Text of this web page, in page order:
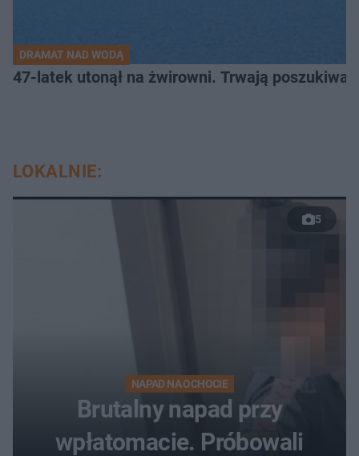
DRAMAT NAD WODĄ
47-latek utonął na żwirowni. Trwają
LOKALNIE:
5
NAPAD NA OCHOCIE
Brutalny napad przy
wpłatomacie. Próbowali